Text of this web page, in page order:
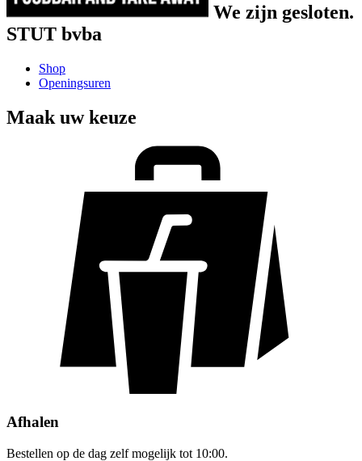
We zijn gesloten.
STUT bvba
Shop
Openingsuren
Maak uw keuze
Afhalen
Bestellen op de dag zelf mogelijk tot 10:00.